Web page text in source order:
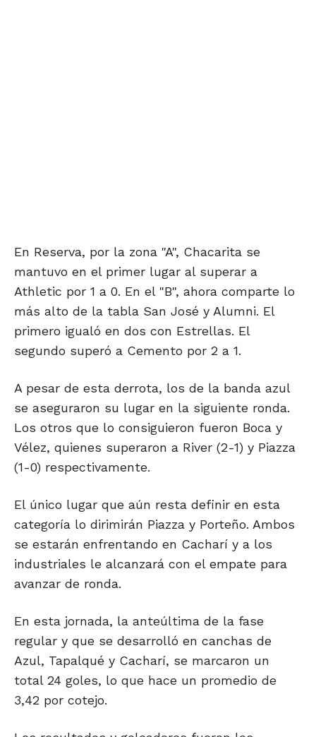
En Reserva, por la zona "A", Chacarita se
mantuvo en el primer lugar al superar a
Athletic por 1 a 0. En el "B", ahora comparte lo
más alto de la tabla San José y Alumni. El
primero igualó en dos con Estrellas. El
segundo superó a Cemento por 2 a 1.
A pesar de esta derrota, los de la banda azul
se aseguraron su lugar en la siguiente ronda.
Los otros que lo consiguieron fueron Boca y
Vélez, quienes superaron a River (2-1) y Piazza
(1-0) respectivamente.
El único lugar que aún resta definir en esta
categoría lo dirimirán Piazza y Porteño. Ambos
se estarán enfrentando en Cacharí y a los
industriales le alcanzará con el empate para
avanzar de ronda.
En esta jornada, la anteúltima de la fase
regular y que se desarrolló en canchas de
Azul, Tapalqué y Cacharí, se marcaron un
total 24 goles, lo que hace un promedio de
3,42 por cotejo.